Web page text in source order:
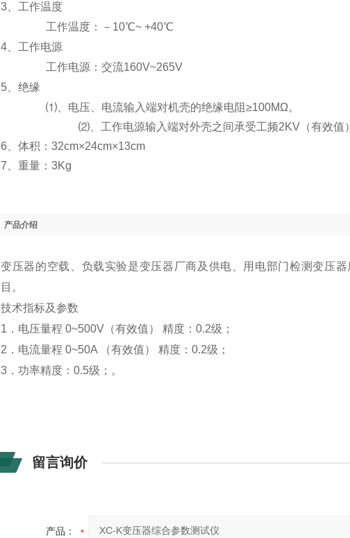
3 、工作温度
工作温度：－ 10℃~ +40℃
4 、工作电源
工作电源：交流160V~265V
5 、绝缘
⑴、电压、电流输入端对机壳的绝缘电阻≥100MΩ。
⑵、工作电源输入端对外壳之间承受工频2KV （有效
6 、体积：32cm×24cm×13cm
7 、重量：3Kg
产品介绍
变压器的空载、负载实验是变压器厂商及供电、用电部门检测变压
目。
技术指标及参数
1．电压量程 0~500V（有效值） 精度：0.2级；
2．电流量程 0~50A （有效值） 精度：0.2级；
3．功率精度：0.5级；。
留言询价
产品：